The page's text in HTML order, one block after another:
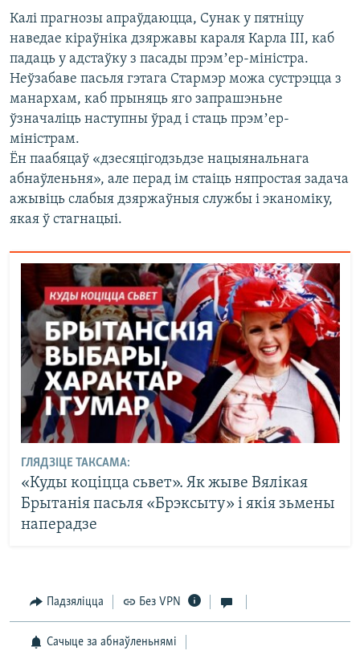
Калі прагнозы апраўдаюцца, Сунак у пятніцу
наведае кіраўніка дзяржавы караля Карла III, каб
падаць у адстаўку з пасады прэмʼер-міністра.
Неўзабаве пасьля гэтага Стармэр можа сустрэцца з
манархам, каб прыняць яго запрашэньне
ўзначаліць наступны ўрад і стаць прэмʼер-
міністрам.
Ён паабяцаў «дзесяцігодзьдзе нацыянальнага
абнаўленьня», але перад ім стаіць няпростая задача
ажывіць слабыя дзяржаўныя службы і эканоміку,
якая ў стагнацыі.
ГЛЯДЗІЦЕ ТАКСАМА:
«Куды коціцца сьвет». Як жыве Вялікая
Брытанія пасьля «Брэксыту» і якія зьмены
наперадзе
Падзяліцца Без VPN
Сачыце за абнаўленьнямі